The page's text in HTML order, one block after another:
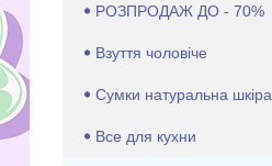
РОЗПРОДАЖ ДО - 70%
Взуття чоловіче
Сумки натуральна шкіра
Все для кухни